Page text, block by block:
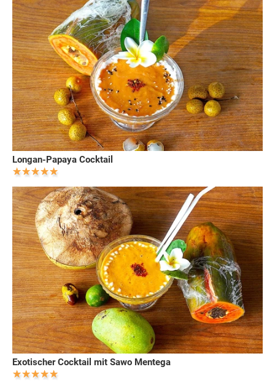
Longan-Papaya Cocktail
Exotischer Cocktail mit Sawo Mentega